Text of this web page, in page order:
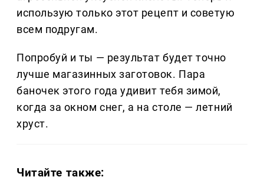
использую только этот рецепт и советую
всем подругам.
Попробуй и ты — результат будет точно
лучше магазинных заготовок. Пара
баночек этого года удивит тебя зимой,
когда за окном снег, а на столе — летний
хруст.
Читайте также: